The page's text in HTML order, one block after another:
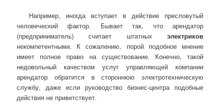
Например, иногда вступает в действие пресловутый
человеческий фактор. Бывает так, что арендатор
(предприниматель) считает штатных электриков
некомпетентными. К сожалению, порой подобное мнение
имеет полное право на существование. Конечно, такой
недовольный качеством услуг управляющей компании
арендатор обратится в стороннюю электротехническую
службу, даже если руководство бизнес-центра подобные
действия не приветствует.